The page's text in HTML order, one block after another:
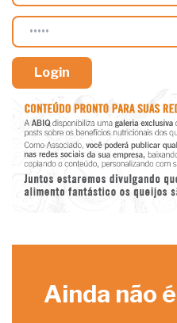
Ainda não